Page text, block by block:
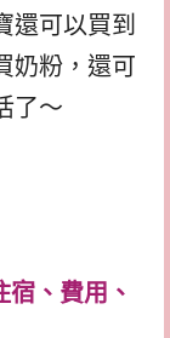
還可以買到
奶粉，還可
了～
、費用、